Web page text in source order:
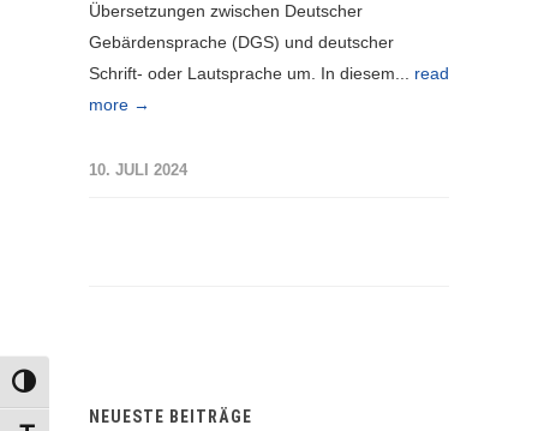
UMSCHALTEN AUF HOHE KONTRASTE
Übersetzungen zwischen Deutscher
Gebärdensprache (DGS) und deutscher
Schrift- oder Lautsprache um. In diesem... read
more →
10. JULI 2024
NEUESTE BEITRÄGE